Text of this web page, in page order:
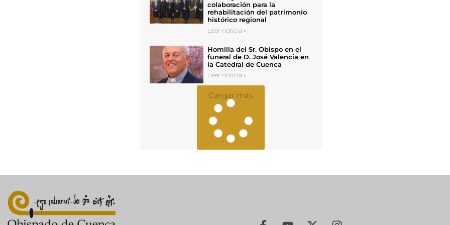
colaboración para la
rehabilitación del patrimonio
histórico regional
Leer noticia »
Homilía del Sr. Obispo en el
funeral de D. José Valencia en
la Catedral de Cuenca
Leer noticia »
Cargar más